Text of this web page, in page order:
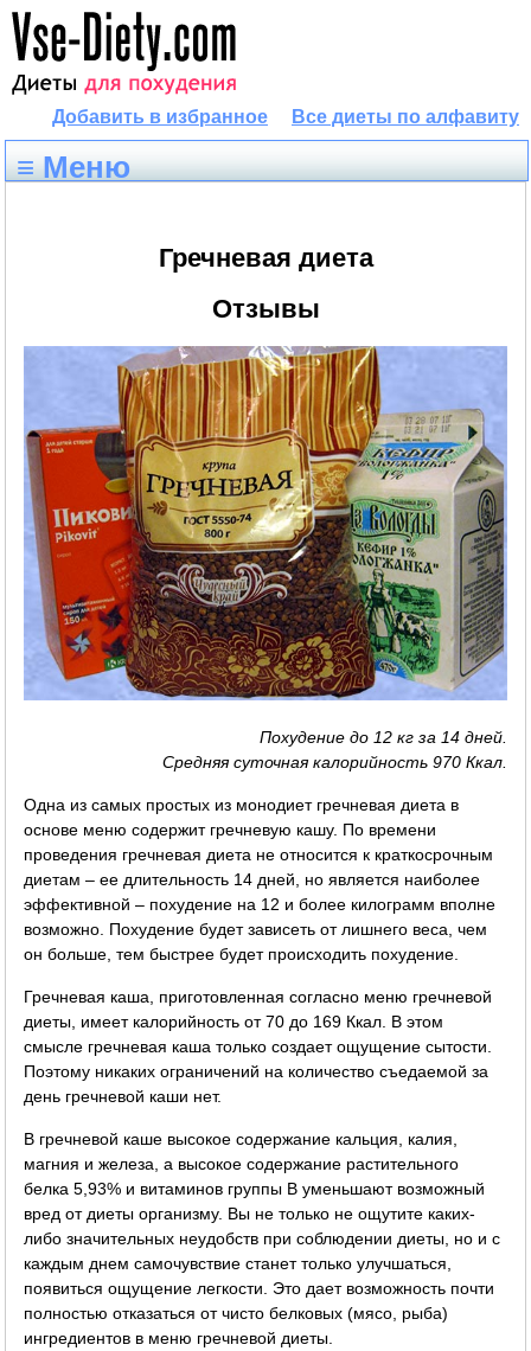
Все диеты по алфавиту
Добавить в избранное
≡ Меню
Гречневая диета
Отзывы
Похудение до 12 кг за 14 дней.
Средняя суточная калорийность 970 Ккал.
Одна из самых простых из монодиет гречневая диета в
основе меню содержит гречневую кашу. По времени
проведения гречневая диета не относится к краткосрочным
диетам – ее длительность 14 дней, но является наиболее
эффективной – похудение на 12 и более килограмм вполне
возможно. Похудение будет зависеть от лишнего веса, чем
он больше, тем быстрее будет происходить похудение.
Гречневая каша, приготовленная согласно меню гречневой
диеты, имеет калорийность от 70 до 169 Ккал. В этом
смысле гречневая каша только создает ощущение сытости.
Поэтому никаких ограничений на количество съедаемой за
день гречневой каши нет.
В гречневой каше высокое содержание кальция, калия,
магния и железа, а высокое содержание растительного
белка 5,93% и витаминов группы B уменьшают возможный
вред от диеты организму. Вы не только не ощутите каких-
либо значительных неудобств при соблюдении диеты, но и с
каждым днем самочувствие станет только улучшаться,
появиться ощущение легкости. Это дает возможность почти
полностью отказаться от чисто белковых (мясо, рыба)
ингредиентов в меню гречневой диеты.